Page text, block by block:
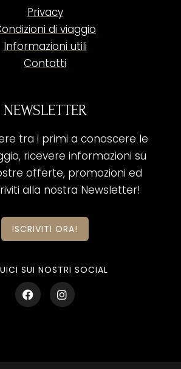
Privacy
di viaggio
Informazioni utili
Contatti
NEWSLETTER
tra i primi a conoscere le
ricevere informazioni su
offerte, promozioni ed
alla nostra Newsletter!
ISCRIVITI ORA!
SUI NOSTRI SOCIAL